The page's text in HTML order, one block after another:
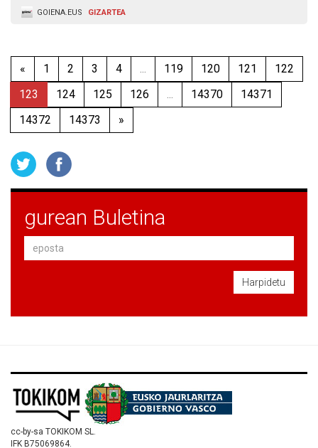
GOIENA.EUS GIZARTEA
« 1 2 3 4 ... 119 120 121
122
123
124 125 126 ... 14370
14371
14372
14373 »
gurean Buletina
Harpidetu
cc-by-sa TOKIKOM SL.
IFK B75069864.